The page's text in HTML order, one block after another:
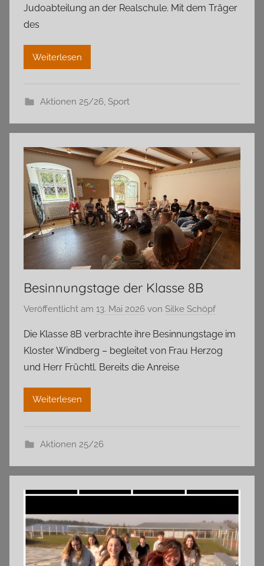
Judoabteilung an der Realschule. Mit dem Träger
des
Weiterlesen
Aktionen 25/26, Sport
Besinnungstage der Klasse 8B
Veröffentlicht am 13. Mai 2026 von Silke Schöpf
Die Klasse 8B verbrachte ihre Besinnungstage im
Kloster Windberg – begleitet von Frau Herzog
und Herr Früchtl. Bereits die Anreise
Weiterlesen
Aktionen 25/26